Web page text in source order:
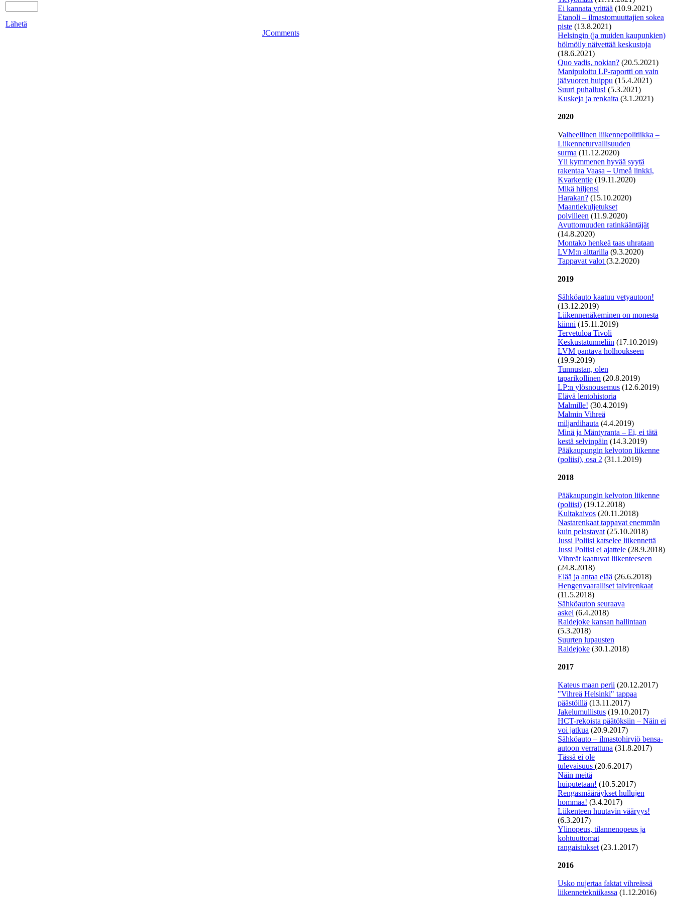
Lähetä
JComments
Ei kannata yrittää (10.9.2021)
Etanoli – ilmastomuuttajien sokea
piste (13.8.2021)
Helsingin (ja muiden kaupunkien)
hölmöily näivettää keskustoja
(18.6.2021)
Quo vadis, nokian? (20.5.2021)
Manipuloitu LP-raportti on vain
jäävuoren huippu (15.4.2021)
Suuri puhallus! (5.3.2021)
Kuskeja ja renkaita (3.1.2021)
2020
Valheellinen liikennepolitiikka –
Liikenneturvallisuuden
surma (11.12.2020)
Yli kymmenen hyvää syytä
rakentaa Vaasa – Umeå linkki,
Kvarkentie (19.11.2020)
Mikä hiljensi
Harakan? (15.10.2020)
Maantiekuljetukset
polvilleen (11.9.2020)
Avuttomuuden ratinkääntäjät
(14.8.2020)
Montako henkeä taas uhrataan
LVM:n alttarilla (9.3.2020)
Tappavat valot (3.2.2020)
2019
Sähköauto kaatuu vetyautoon!
(13.12.2019)
Liikennenäkeminen on monesta
kiinni (15.11.2019)
Tervetuloa Tivoli
Keskustatunneliin (17.10.2019)
LVM pantava holhoukseen
(19.9.2019)
Tunnustan, olen
taparikollinen (20.8.2019)
LP:n ylösnousemus (12.6.2019)
Elävä lentohistoria
Malmille! (30.4.2019)
Malmin Vihreä
miljardihauta (4.4.2019)
Minä ja Mäntyranta – Ei, ei tätä
kestä selvinpäin (14.3.2019)
Pääkaupungin kelvoton liikenne
(poliisi), osa 2 (31.1.2019)
2018
Pääkaupungin kelvoton liikenne
(poliisi) (19.12.2018)
Kultakaivos (20.11.2018)
Nastarenkaat tappavat enemmän
kuin pelastavat (25.10.2018)
Jussi Poliisi katselee liikennettä
Jussi Poliisi ei ajattele (28.9.2018)
Vihreät kaatuvat liikenteeseen
(24.8.2018)
Elää ja antaa elää (26.6.2018)
Hengenvaaralliset talvirenkaat
(11.5.2018)
Sähköauton seuraava
askel (6.4.2018)
Raidejoke kansan hallintaan
(5.3.2018)
Suurten lupausten
Raidejoke (30.1.2018)
2017
Kateus maan perii (20.12.2017)
"Vihreä Helsinki" tappaa
päästöillä (13.11.2017)
Jakelumullistus (19.10.2017)
HCT-rekoista päätöksiin – Näin ei
voi jatkua (20.9.2017)
Sähköauto – ilmastohirviö bensa-
autoon verrattuna (31.8.2017)
Tässä ei ole
tulevaisuus (20.6.2017)
Näin meitä
huiputetaan! (10.5.2017)
Rengasmääräykset hullujen
hommaa! (3.4.2017)
Liikenteen huutavin vääryys!
(6.3.2017)
Ylinopeus, tilannenopeus ja
kohtuuttomat
rangaistukset (23.1.2017)
2016
Usko nujertaa faktat vihreässä
liikennetekniikassa (1.12.2016)